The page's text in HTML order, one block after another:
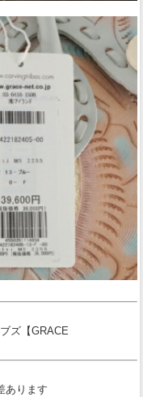
ズ【GRACE
あります